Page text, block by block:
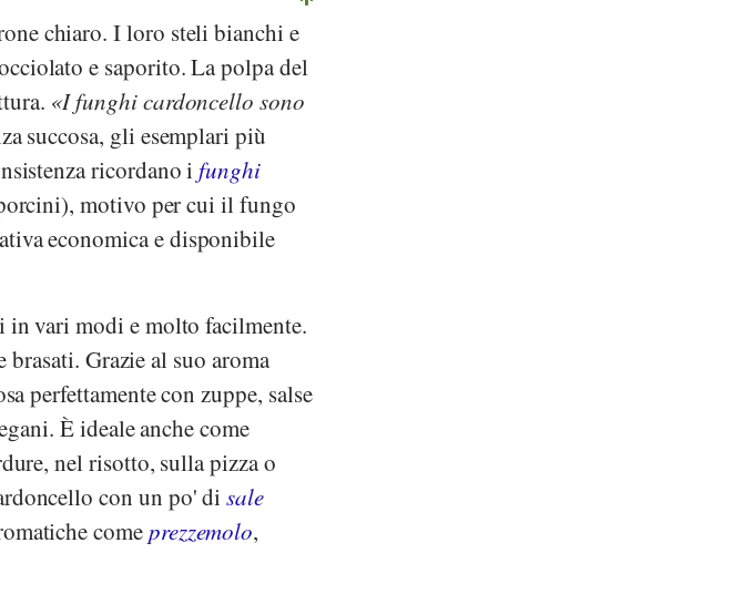
chiaro. I loro steli bianchi e
e saporito. La polpa del
I funghi cardoncello sono
succosa, gli esemplari più
ricordano ifunghi
motivo per cui il fungo
economica e disponibile
in vari modi e molto facilmente.
Grazie al suo aroma
perfettamente con zuppe, salse
È ideale anche come
nel risotto, sulla pizza o
con un po' disale
comeprezzemolo,